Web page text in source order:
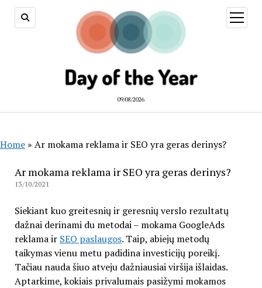
09/08/2026
open
menu
Home » Ar mokama reklama ir SEO yra geras derinys?
Ar mokama reklama ir SEO yra geras derinys?
13/10/2021
Siekiant kuo greitesnių ir geresnių verslo rezultatų
dažnai derinami du metodai – mokama GoogleAds
reklama ir SEO paslaugos. Taip, abiejų metodų
taikymas vienu metu padidina investicijų poreikį.
Tačiau nauda šiuo atveju dažniausiai viršija išlaidas.
Aptarkime, kokiais privalumais pasižymi mokamos